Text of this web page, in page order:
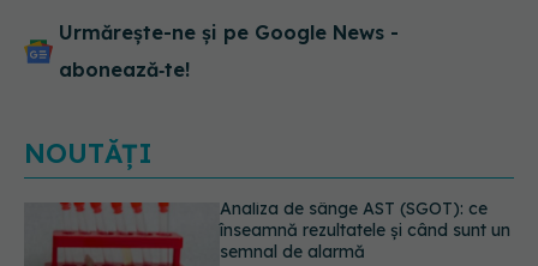
Urmărește-ne și pe Google News -
abonează‑te!
NOUTĂȚI
Trucul simplu de vară care te
răcorește după duș. De ce este bine